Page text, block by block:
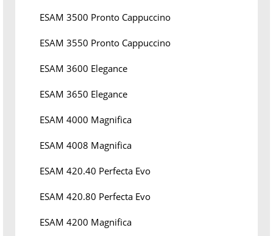
ESAM 3500 Pronto Cappuccino
ESAM 3550 Pronto Cappuccino
ESAM 3600 Elegance
ESAM 3650 Elegance
ESAM 4000 Magnifica
ESAM 4008 Magnifica
ESAM 420.40 Perfecta Evo
ESAM 420.80 Perfecta Evo
ESAM 4200 Magnifica